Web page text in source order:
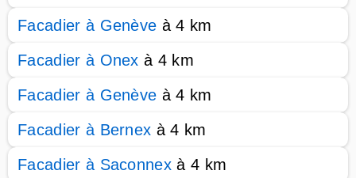
Facadier à Genève à 4 km
Facadier à Onex à 4 km
Facadier à Genève à 4 km
Facadier à Bernex à 4 km
Facadier à Saconnex à 4 km